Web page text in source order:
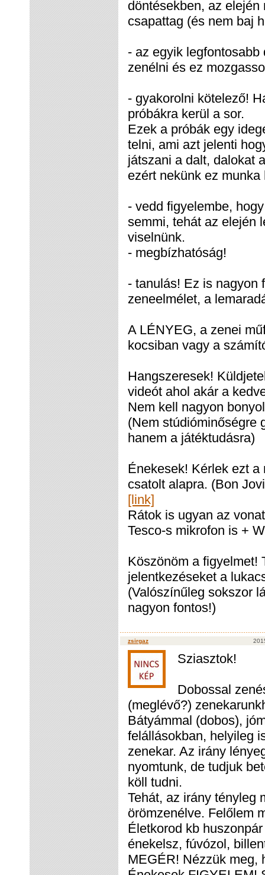
döntésekben, az
csapattag (és nem baj
- az egyik
zenélni és ez
- gyakorolni kötelező!
próbákra kerül a sor.
Ezek a próbák egy
telni, ami azt jelenti
játszani a dalt, dalokat
ezért nekünk ez
- vedd figyelembe,
semmi, tehát az elején
viselnünk.
- megbízhatóság!
- tanulás! Ez is nagyon
zeneelmélet, a
A LÉNYEG, a zenei
kocsiban vagy a
Hangszeresek!
videót ahol akár a
Nem kell nagyon
(Nem stúdióminőségre
hanem a játéktudásra)
Énekesek! Kérlek ezt
csatolt alapra. (Bon
[link]
Rátok is ugyan az
Tesco-s mikrofon is +
Köszönöm a figyelmet!
jelentkezéseket a
(Valószínűleg sokszor
nagyon fontos!)
zsirgaz
Sziasztok!
Dobossal
(meglévő?)
Bátyámmal (dobos),
felállásokban, helyileg
zenekar. Az irány
nyomtunk, de tudjuk
köll tudni.
Tehát, az irány tényleg
örömzenélve. Felőlem
Életkorod kb
énekelsz, fúvózol,
MEGÉR! Nézzük meg,